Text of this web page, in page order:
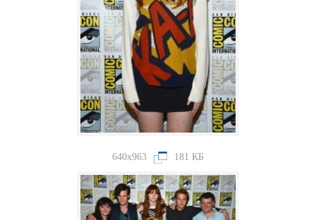
640x963 181 КБ